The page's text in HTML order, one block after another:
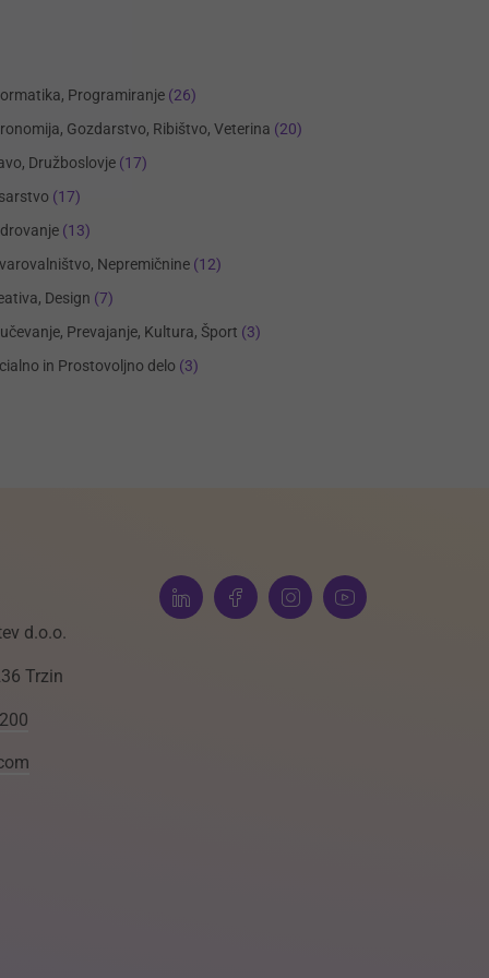
Programiranje (26)
Gozdarstvo, Ribištvo, Veterina (20)
Družboslovje (17)
(17)
(13)
Nepremičnine (12)
Design (7)
Prevajanje, Kultura, Šport (3)
in Prostovoljno delo (3)
d.o.o.
Trzin